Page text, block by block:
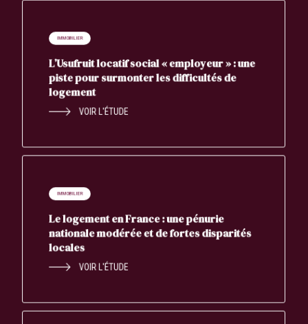
IMMOBILIER
L’Usufruit locatif social « employeur » : une
piste pour surmonter les difficultés de
logement
VOIR L'ÉTUDE
IMMOBILIER
Le logement en France : une pénurie
nationale modérée et de fortes disparités
locales
VOIR L'ÉTUDE